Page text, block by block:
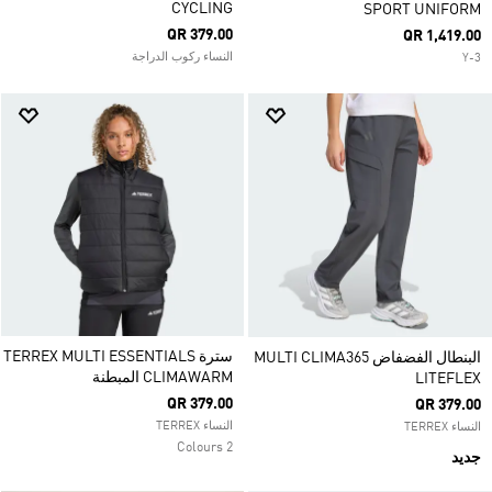
SPORT UNIFORM
QR 1,419.00
Y-3
CYCLING
QR 379.00
النساء ركوب الدراجة
البنطال الفضفاض MULTI CLIMA365
LITEFLEX
QR 379.00
النساء TERREX
جديد
سترة TERREX MULTI ESSENTIALS
CLIMAWARM المبطنة
QR 379.00
النساء TERREX
2 Colours